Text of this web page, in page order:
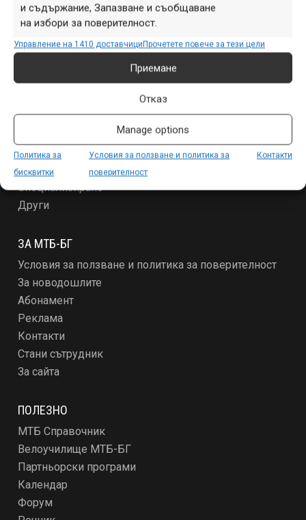
и съдържание, Запазване и съобщаване
на избори за поверителност.
Управление на 1410 доставчициПрочетете повече за тези цели
Приемане
Отказ
Manage options
Политика за
бисквитки
Условия за ползване и политика за
поверителност
Контакти
СЕКЦИИ
Продукти
Събития
Специализирано
Други
ЗА МТБ-БГ
Условия за ползване и политика за поверителност
За новодошлите
Абонамент
Реклама
Контакти
Стани сътрудник
За сайта
ПОЛЕЗНО
МТБ Справочник
Велоучилище МТБ-БГ
Партньорски програми
Календар
Форум